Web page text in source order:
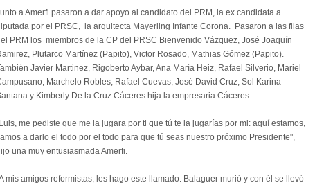
a Amerfi pasaron a dar apoyo al candidato del PRM, la ex candidata a
por el PRSC, la arquitecta Mayerling Infante Corona. Pasaron a las filas
PRM los miembros de la CP del PRSC Bienvenido Vázquez, José Joaquín
Plutarco Martínez (Papito), Victor Rosado, Mathias Gómez (Papito).
Javier Martinez, Rigoberto Aybar, Ana María Heiz, Rafael Silverio, Mariel
Marchelo Robles, Rafael Cuevas, José David Cruz, Sol Karina
y Kimberly De la Cruz Cáceres hija la empresaria Cáceres.
me pediste que me la jugara por ti que tú te la jugarías por mi: aquí estamos,
a darlo el todo por el todo para que tú seas nuestro próximo Presidente",
una muy entusiasmada Amerfi.
mis amigos reformistas, les hago este llamado: Balaguer murió y con él se llevó